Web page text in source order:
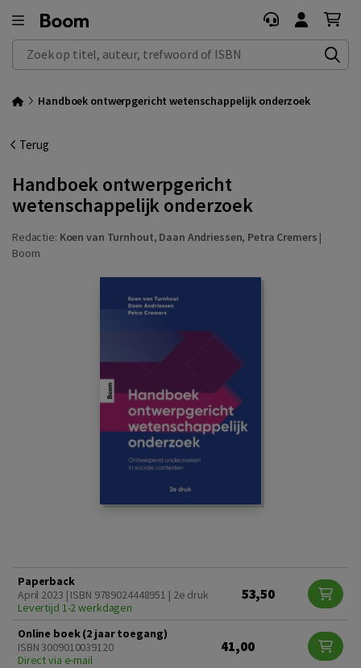
Zoek op titel, auteur, trefwoord of ISBN
Handboek ontwerpgericht wetenschappelijk onderzoek
Terug
Handboek ontwerpgericht
wetenschappelijk onderzoek
Redactie: Koen van Turnhout, Daan Andriessen, Petra Cremers |
Boom
Paperback
April 2023 | ISBN 9789024448951 | 2e druk
Levertijd 1-2 werkdagen
53,50
Online boek (2 jaar toegang)
ISBN 3009010039120
Direct via e-mail
41,00